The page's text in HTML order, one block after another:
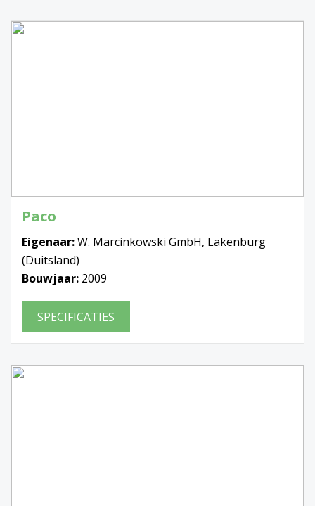
Paco
Eigenaar:W. Marcinkowski GmbH, Lakenburg
(Duitsland)
Bouwjaar: 2009
SPECIFICATIES